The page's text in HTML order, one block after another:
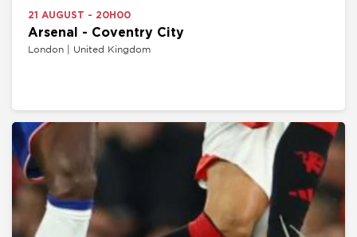
21 AUGUST - 20H00
Arsenal - Coventry City
London | United Kingdom